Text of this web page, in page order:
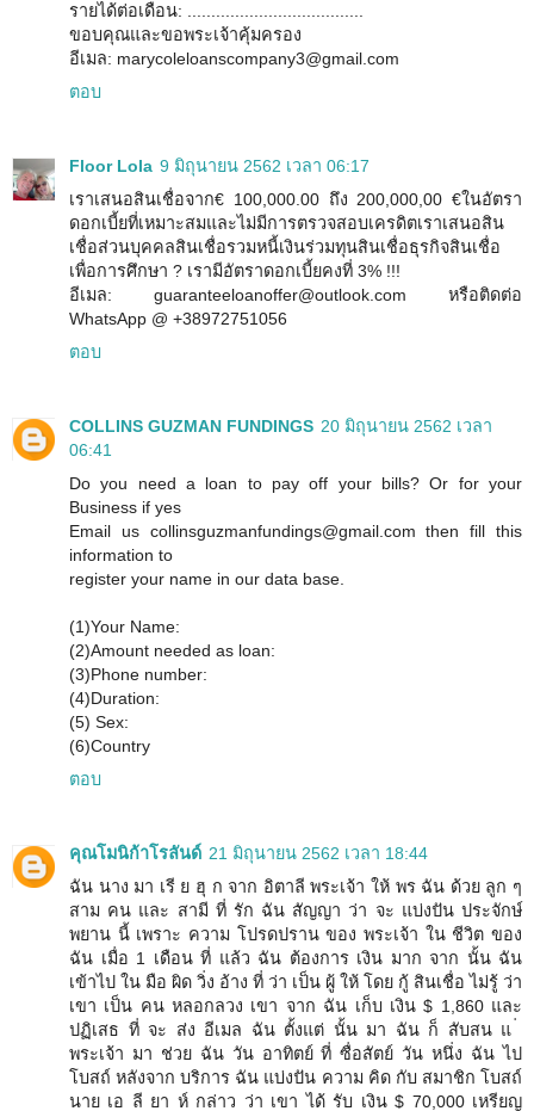
รายได้ต่อเดือน: .....................................
ขอบคุณและขอพระเจ้าคุ้มครอง
อีเมล: marycoleloanscompany3@gmail.com
ตอบ
Floor Lola 9 มิถุนายน 2562 เวลา 06:17
เราเสนอสินเชื่อจาก€ 100,000.00 ถึง 200,000,00 €ในอัตรา
ดอกเบี้ยที่เหมาะสมและไม่มีการตรวจสอบเครดิตเราเสนอสิน
เชื่อส่วนบุคคลสินเชื่อรวมหนี้เงินร่วมทุนสินเชื่อธุรกิจสินเชื่อ
เพื่อการศึกษา ? เรามีอัตราดอกเบี้ยคงที่ 3% !!!
อีเมล: guaranteeloanoffer@outlook.com หรือติดต่อ
WhatsApp @ +38972751056
ตอบ
COLLINS GUZMAN FUNDINGS 20 มิถุนายน 2562 เวลา
06:41
Do you need a loan to pay off your bills? Or for your
Business if yes
Email us collinsguzmanfundings@gmail.com then fill this
information to
register your name in our data base.
(1)Your Name:
(2)Amount needed as loan:
(3)Phone number:
(4)Duration:
(5) Sex:
(6)Country
ตอบ
คุณโมนิก้าโรลันด์ 21 มิถุนายน 2562 เวลา 18:44
ฉัน นาง มา เรี ย ฮุ ก จาก อิตาลี พระเจ้า ให้ พร ฉัน ด้วย ลูก ๆ
สาม คน และ สามี ที่ รัก ฉัน สัญญา ว่า จะ แบ่งปัน ประจักษ์
พยาน นี้ เพราะ ความ โปรดปราน ของ พระเจ้า ใน ชีวิต ของ
ฉัน เมื่อ 1 เดือน ที่ แล้ว ฉัน ต้องการ เงิน มาก จาก นั้น ฉัน
เข้าไป ใน มือ ผิด วิ่ง อ้าง ที่ ว่า เป็น ผู้ ให้ โดย กู้ สินเชื่อ ไม่รู้ ว่า
เขา เป็น คน หลอกลวง เขา จาก ฉัน เก็บ เงิน $ 1,860 และ
ปฏิเสธ ที่ จะ ส่ง อีเมล ฉัน ตั้งแต่ นั้น มา ฉัน ก็ สับสน แ ่
พระเจ้า มา ช่วย ฉัน วัน อาทิตย์ ที่ ซื่อสัตย์ วัน หนึ่ง ฉัน ไป
โบสถ์ หลังจาก บริการ ฉัน แบ่งปัน ความ คิด กับ สมาชิก โบสถ์
นาย เอ ลี ยา ห์ กล่าว ว่า เขา ได้ รับ เงิน $ 70,000 เหรียญ